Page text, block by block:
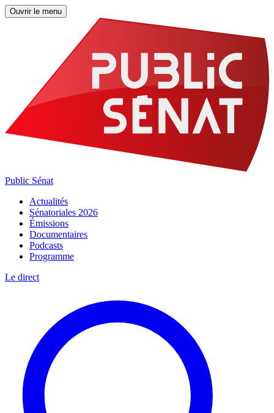
Ouvrir le menu
Public Sénat
Actualités
Sénatoriales 2026
Émissions
Documentaires
Podcasts
Programme
Le direct